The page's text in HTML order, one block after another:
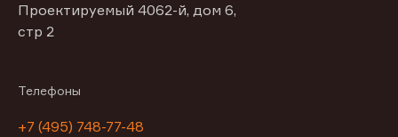
Проектируемый 4062-й, дом 6,
стр 2
Телефоны
+7 (495) 748-77-48